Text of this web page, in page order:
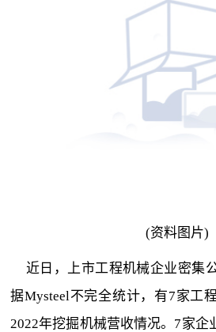
(资料图片)
近日，上市工程机械企业密集
据Mysteel不完全统计，有7家工
2022年挖掘机械营收情况。7家企